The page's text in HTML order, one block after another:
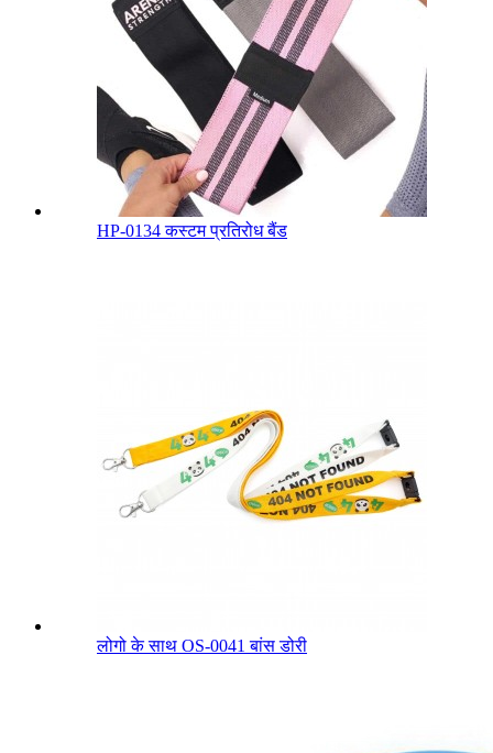
HP-0134 कस्टम प्रतिरोध बैंड
लोगो के साथ OS-0041 बांस डोरी